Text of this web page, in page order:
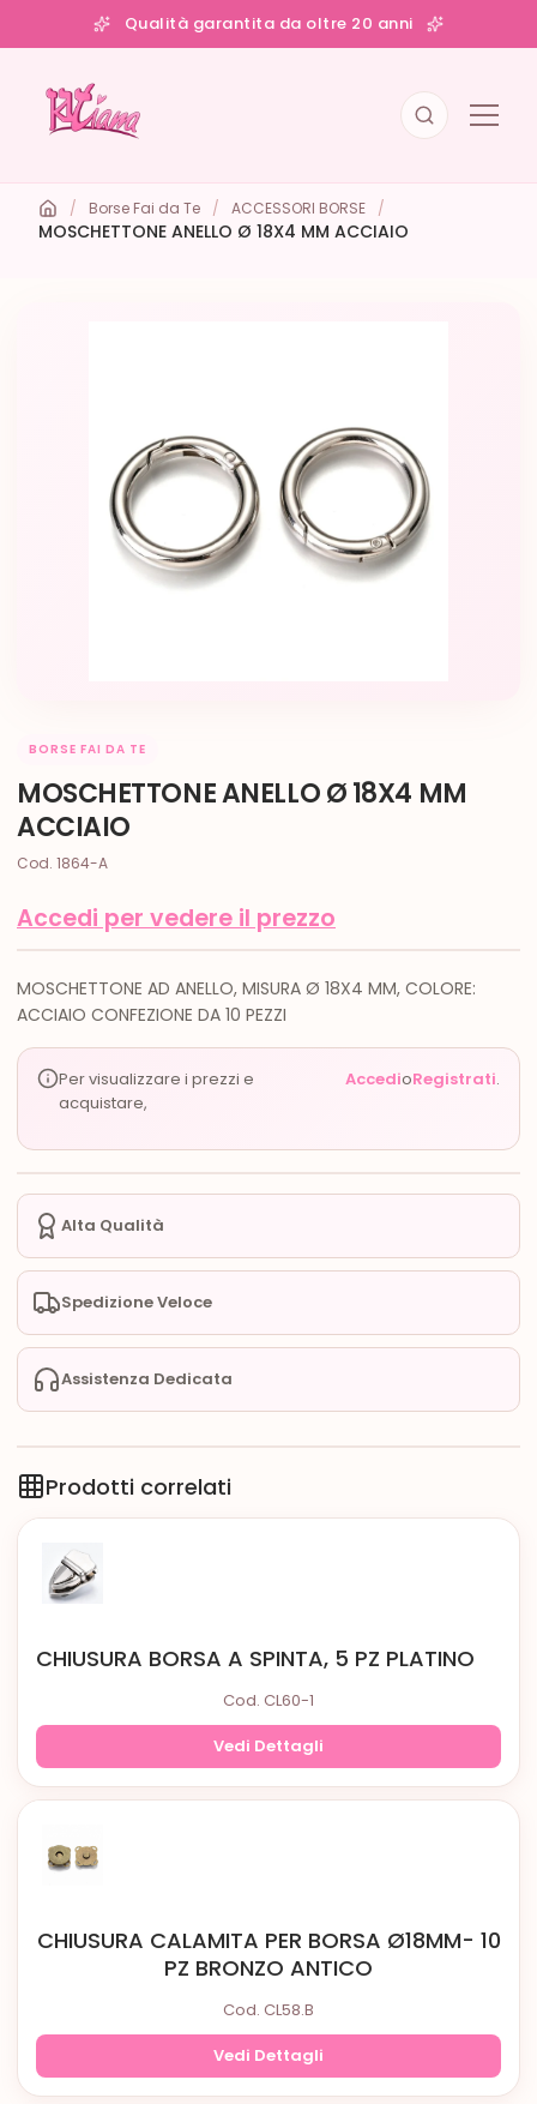
Qualità garantita da oltre 20 anni
/ Borse Fai da Te / ACCESSORI BORSE /
MOSCHETTONE ANELLO Ø 18X4 MM ACCIAIO
BORSE FAI DA TE
MOSCHETTONE ANELLO Ø 18X4 MM
ACCIAIO
Cod. 1864-A
Accedi per vedere il prezzo
MOSCHETTONE AD ANELLO, MISURA Ø 18X4 MM, COLORE:
ACCIAIO CONFEZIONE DA 10 PEZZI
Per visualizzare i prezzi e
acquistare,
AccedioRegistrati.
Alta Qualità
Spedizione Veloce
Assistenza Dedicata
Prodotti correlati
CHIUSURA BORSA A SPINTA, 5 PZ PLATINO
Cod. CL60-1
Vedi Dettagli
CHIUSURA CALAMITA PER BORSA Ø18MM- 10
PZ BRONZO ANTICO
Cod. CL58.B
Vedi Dettagli